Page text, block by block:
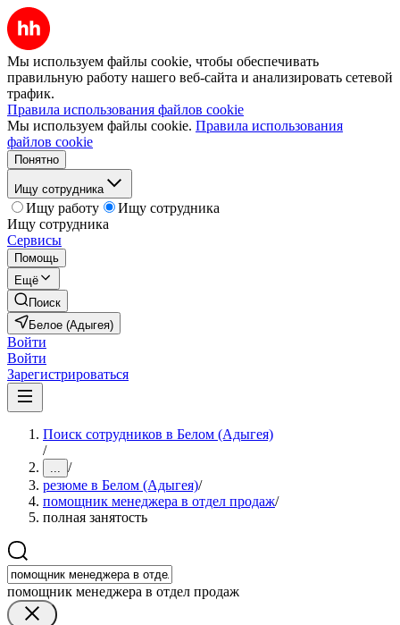
Мы используем файлы cookie, чтобы обеспечивать
правильную работу нашего веб-сайта и анализировать сетевой
трафик.
Правила использования файлов cookie
Мы используем файлы cookie. Правила использования
файлов cookie
Понятно
Ищу сотрудника
Ищу работу
Ищу сотрудника
Ищу сотрудника
Сервисы
Помощь
Ещё
Поиск
Белое (Адыгея)
Войти
Войти
Зарегистрироваться
Поиск сотрудников в Белом (Адыгея)
/
... /
резюме в Белом (Адыгея)/
помощник менеджера в отдел продаж/
полная занятость
помощник менеджера в отдел продаж